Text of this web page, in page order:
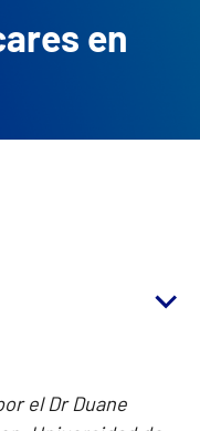
en
el Dr Duane